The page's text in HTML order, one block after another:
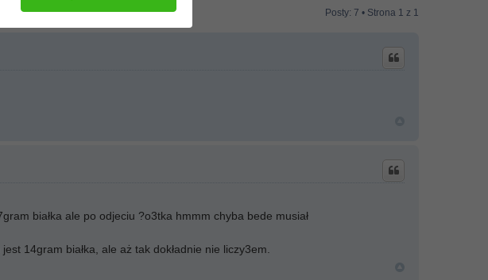
Posty: 7 • Strona 1 z 1
białka ale po odjeciu ?o3tka hmmm chyba bede musiał
14gram białka, ale aż tak dokładnie nie liczy3em.